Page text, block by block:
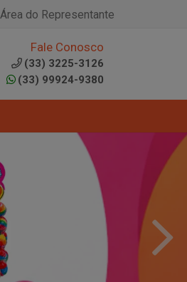
Área do Representante
Fale Conosco
(33) 3225-3126
(33) 99924-9380